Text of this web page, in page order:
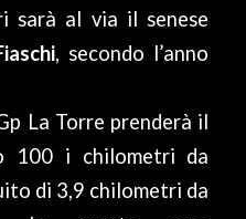
sarà al via il senese
, secondo l’anno
La Torre prenderà il
100 i chilometri da
di 3,9 chilometri da